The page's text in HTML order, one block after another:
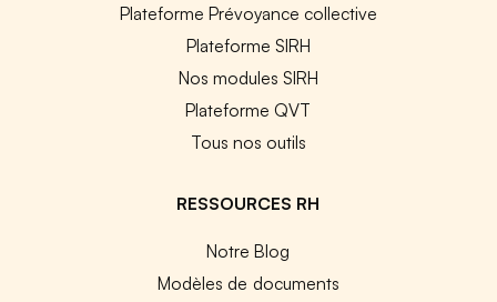
Plateforme Prévoyance collective
Plateforme SIRH
Nos modules SIRH
Plateforme QVT
Tous nos outils
RESSOURCES RH
Notre Blog
Modèles de documents